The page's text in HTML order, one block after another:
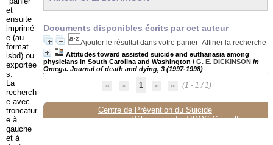
Documents disponibles écrits par cet auteur
Ajouter le résultat dans votre panier Affiner la recherche
Attitudes toward assisted suicide and euthanasia among
physicians in South Carolina and Washington / G. E. DICKINSON in
Omega. Journal of death and dying, 3 (1997-1998)
1 (1 - 1 / 1)
Centre de Prévention du Suicide
Hébergement :TIPOS Consulting
et
ensuite
imprimé
e (au
format
isbd) ou
exportée
s.
La
recherch
e avec
troncatur
e à
gauche
et à